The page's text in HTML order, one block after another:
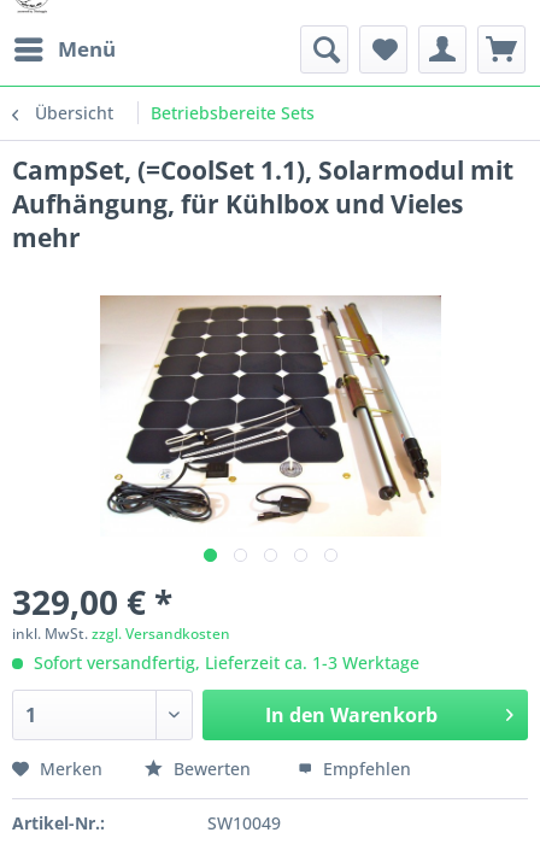
Menü
Übersicht Betriebsbereite Sets
CampSet, (=CoolSet 1.1), Solarmodul mit
Aufhängung, für Kühlbox und Vieles
mehr
329,00 € *
inkl. MwSt.zzgl. Versandkosten
Sofort versandfertig, Lieferzeit ca. 1-3 Werktage
In den Warenkorb
Merken Bewerten Empfehlen
Artikel-Nr.: SW10049